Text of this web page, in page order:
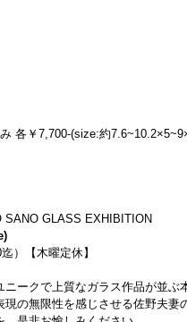
各￥7,700-(size:約
GLASS EXHIBITION
）【木曜定休】
ニークで上質なガラス作品が並
現の無限性を感じさせる佐野夫